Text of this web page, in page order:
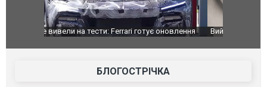
Вийшов трейлер нової екранізації легендарного
БЛОГОСТРІЧКА